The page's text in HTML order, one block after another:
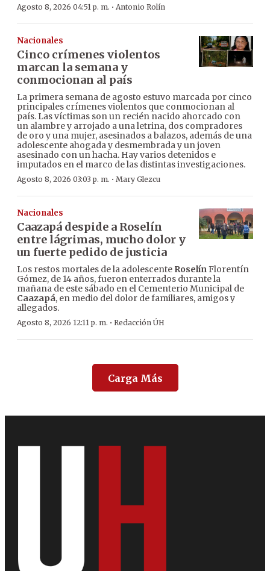
Agosto 8, 2026 04:51 p. m. · Antonio Rolín
Nacionales
Cinco crímenes violentos
marcan la semana y
conmocionan al país
La primera semana de agosto estuvo marcada por cinco
principales crímenes violentos que conmocionan al
país. Las víctimas son un recién nacido ahorcado con
un alambre y arrojado a una letrina, dos compradores
de oro y una mujer, asesinados a balazos, además de una
adolescente ahogada y desmembrada y un joven
asesinado con un hacha. Hay varios detenidos e
imputados en el marco de las distintas investigaciones.
Agosto 8, 2026 03:03 p. m. · Mary Glezcu
Nacionales
Caazapá despide a Roselín
entre lágrimas, mucho dolor y
un fuerte pedido de justicia
Los restos mortales de la adolescente RoselínFlorentín
Gómez, de 14 años, fueron enterrados durante la
mañana de este sábado en el Cementerio Municipal de
Caazapá, en medio del dolor de familiares, amigos y
allegados.
Agosto 8, 2026 12:11 p. m. · Redacción ÚH
Carga Más